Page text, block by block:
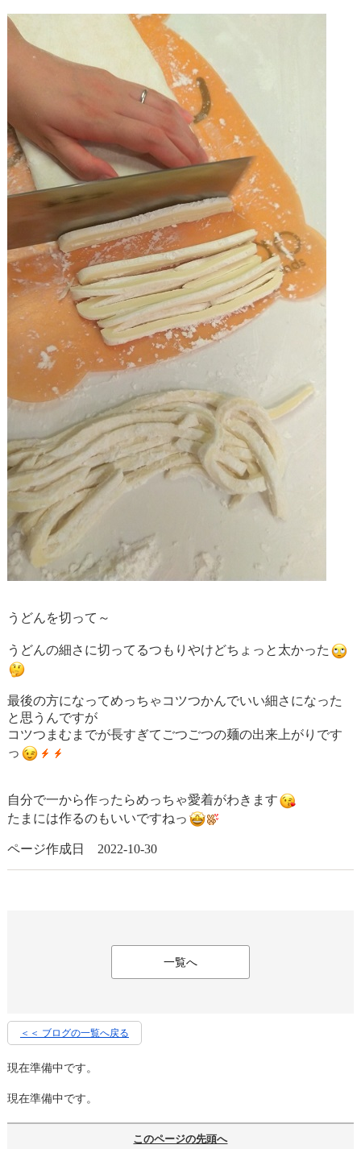
うどんを切って～
うどんの細さに切ってるつもりやけどちょっと太かった
最後の方になってめっちゃコツつかんでいい細さになった
と思うんですが
コツつまむまでが長すぎてごつごつの麺の出来上がりです
っ
自分で一から作ったらめっちゃ愛着がわきます
たまには作るのもいいですねっ
ページ作成日 2022-10-30
一覧へ
＜＜ ブログの一覧へ戻る
現在準備中です。
現在準備中です。
このページの先頭へ